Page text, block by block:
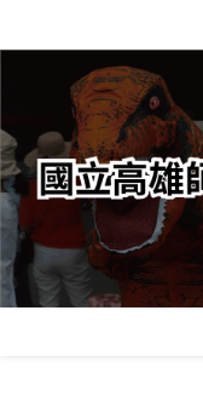
轉
要
內
容